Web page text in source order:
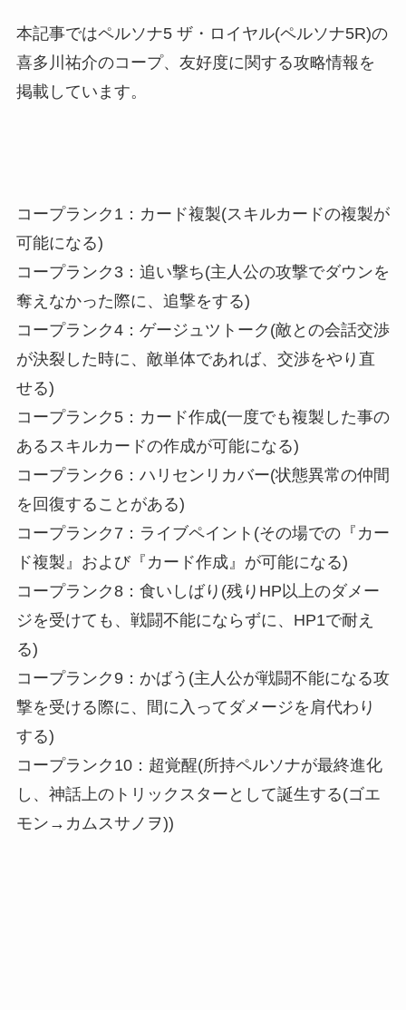
本記事ではペルソナ5 ザ・ロイヤル(ペルソナ5R)の
喜多川祐介のコープ、友好度に関する攻略情報を
掲載しています。
コープランク1：カード複製(スキルカードの複製が
可能になる)
コープランク3：追い撃ち(主人公の攻撃でダウンを
奪えなかった際に、追撃をする)
コープランク4：ゲージュツトーク(敵との会話交渉
が決裂した時に、敵単体であれば、交渉をやり直
せる)
コープランク5：カード作成(一度でも複製した事の
あるスキルカードの作成が可能になる)
コープランク6：ハリセンリカバー(状態異常の仲間
を回復することがある)
コープランク7：ライブペイント(その場での『カー
ド複製』および『カード作成』が可能になる)
コープランク8：食いしばり(残りHP以上のダメー
ジを受けても、戦闘不能にならずに、HP1で耐え
る)
コープランク9：かばう(主人公が戦闘不能になる攻
撃を受ける際に、間に入ってダメージを肩代わり
する)
コープランク10：超覚醒(所持ペルソナが最終進化
し、神話上のトリックスターとして誕生する(ゴエ
モン→カムスサノヲ))